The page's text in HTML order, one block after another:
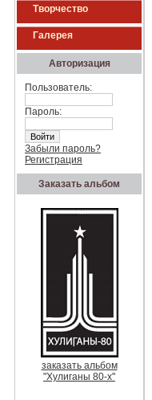
Творчество
Галерея
Авторизация
Пользователь:
Пароль:
Забыли пароль?
Регистрация
Заказать альбом
заказать альбом
"Хулиганы 80-х"